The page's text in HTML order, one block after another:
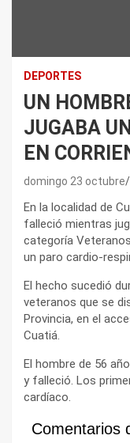
DEPORTES
UN
JUGABA
EN
domingo 23 octubre
En la localidad de
falleció mientras
categoría
un paro cardio-
El hecho sucedió
veteranos que se
Provincia, en el
Cuatiá.
El hombre de 56
y falleció. Los
cardíaco.
Comentarios